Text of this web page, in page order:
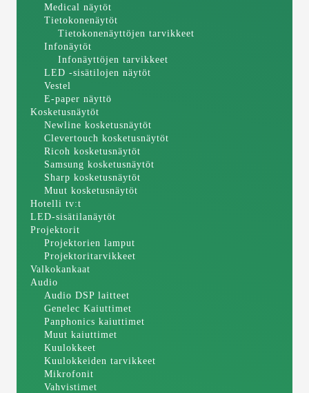
Medical näytöt
Tietokonenäytöt
Tietokonenäyttöjen tarvikkeet
Infonäytöt
Infonäyttöjen tarvikkeet
LED -sisätilojen näytöt
Vestel
E-paper näyttö
Kosketusnäytöt
Newline kosketusnäytöt
Clevertouch kosketusnäytöt
Ricoh kosketusnäytöt
Samsung kosketusnäytöt
Sharp kosketusnäytöt
Muut kosketusnäytöt
Hotelli tv:t
LED-sisätilanäytöt
Projektorit
Projektorien lamput
Projektoritarvikkeet
Valkokankaat
Audio
Audio DSP laitteet
Genelec Kaiuttimet
Panphonics kaiuttimet
Muut kaiuttimet
Kuulokkeet
Kuulokkeiden tarvikkeet
Mikrofonit
Vahvistimet